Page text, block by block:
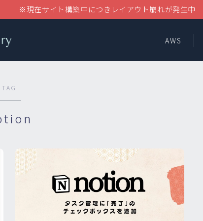
※現在サイト構築中につきレイアウト崩れが発生中
AWS
TAG